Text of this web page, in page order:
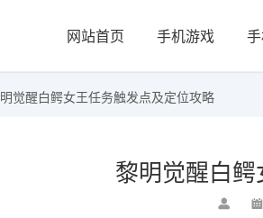
网站首页 手机游戏
觉醒白鳄女王任务触发点及定位攻略
黎明觉醒白